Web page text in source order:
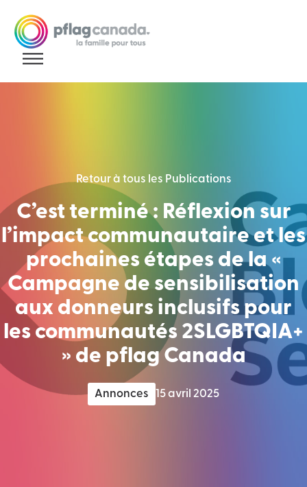
Retour à tous les Publications
C’est terminé : Réflexion sur
l’impact communautaire et les
prochaines étapes de la «
Campagne de sensibilisation
aux donneurs inclusifs pour
les communautés 2SLGBTQIA+
» de pflag Canada
Annonces 15 avril 2025